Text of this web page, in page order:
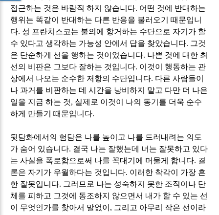
접근하는 것은 바람직 하지 않습니다. 어떤 것에 반대하는
행위는 똑같이 반대하는 다른 반응을 불러오기 때문입니
다. 성 프란치스코는 불의에 항거하는 수단으로 자기가 할
수 있다고 생각하는 가능성 안에서 답을 찾았습니다. 그것
은 단순하게 선을 행하는 것이었습니다. 나쁜 것에 대한 최
선의 비판은 그보다 잘하는 것입니다. 이것이 행동하는 관
상에서 나오는 순수한 저항의 수단입니다. 다른 사람들이
나 과거를 비판하는 데 시간을 낭비하지 말고 다만 더 나은
일을 지금 하는 것, 실제로 이것이 나의 동기를 더욱 순수
하게 만들기 때문입니다.
뒷담화에서의 험담은 나를 높이고 나를 드러내려는 의도
가 숨어 있습니다. 결국 나는 잘했는데 너는 잘못하고 있다
는 사실을 폭로함으로써 나를 꼭대기에 머물게 합니다. 결
론은 자기가 우월하다는 것입니다. 이러한 착각이 가장 흔
한 잘못입니다. 그러므로 나는 성숙하지 못한 조직이나 단
체를 피하고 그것에 동조하지 않으면서 내가 할 수 있는 선
이 무엇인가를 찾아서 말없이 , 그리고 아무리 작은 선이라